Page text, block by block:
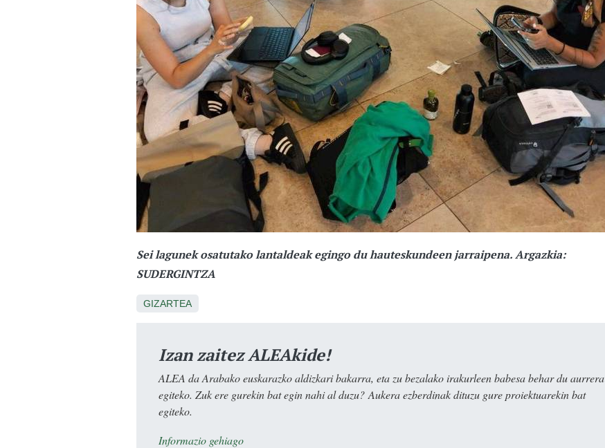
Sei lagunek osatutako lantaldeak egingo du hauteskundeen jarraipena. Argazkia:
SUDERGINTZA
GIZARTEA
Izan zaitez ALEAkide!
ALEA da Arabako euskarazko aldizkari bakarra, eta zu bezalako irakurleen babesa behar du aurrera
egiteko. Zuk ere gurekin bat egin nahi al duzu? Aukera ezberdinak dituzu gure proiektuarekin bat
egiteko.
Informazio gehiago